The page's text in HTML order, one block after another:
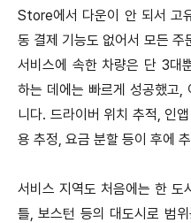
Store에서 다운이 안 되서 고
동 결제 기능도 없어서 모든
서비스에 속한 차량은 단 3대
하는 데에는 빠르게 성공했고,
니다. 드라이버 위치 추적, 인
용 추정, 요금 분할 등이 후에
서비스 지역도 처음에는 한 도
틀, 보스턴 등의 대도시로 범